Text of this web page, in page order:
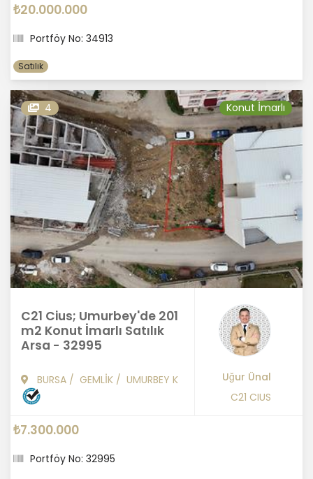
₺20.000.000
Portföy No: 34913
Satılık
4 Konut İmarlı
C21 Cius; Umurbey'de 201
m2 Konut İmarlı Satılık
Arsa - 32995
BURSA / GEMLİK / UMURBEY K
Uğur Ünal
C21 CIUS
₺7.300.000
Portföy No: 32995